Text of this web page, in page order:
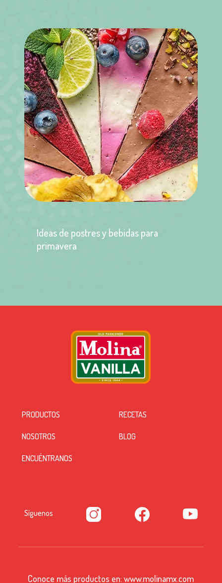
Ideas de postres y bebidas para
primavera
PRODUCTOS RECETAS
NOSOTROS BLOG
ENCUÉNTRANOS
Síguenos
Conoce más productos en:www.molinamx.com